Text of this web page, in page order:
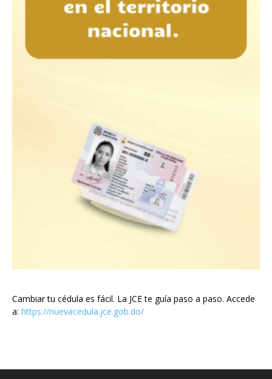
Cambiar tu cédula es fácil. La JCE te guía paso a paso. Accede
a: https://nuevacedula.jce.gob.do/